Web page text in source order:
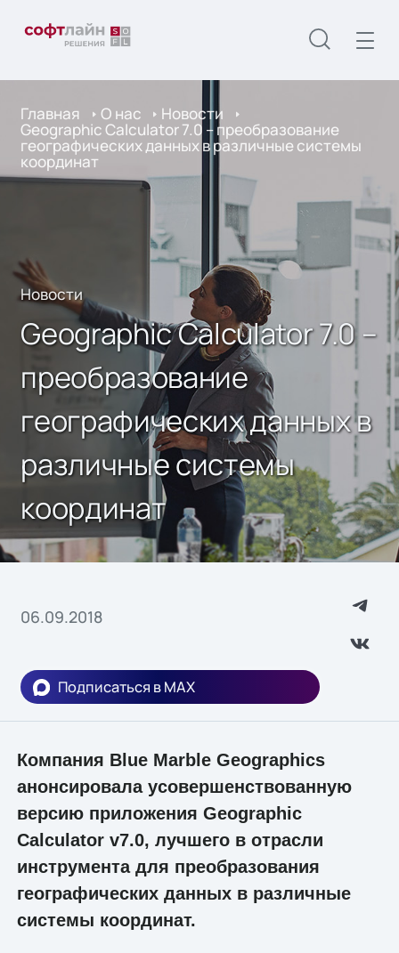
Главная О нас Новости
Geographic Calculator 7.0 – преобразование
географических данных в различные системы
координат
Новости
Geographic Calculator 7.0 –
преобразование
географических данных в
различные системы
координат
06.09.2018
Подписаться в MAX
Компания Blue Marble Geographics
анонсировала усовершенствованную
версию приложения Geographic
Calculator v7.0, лучшего в отрасли
инструмента для преобразования
географических данных в различные
системы координат.